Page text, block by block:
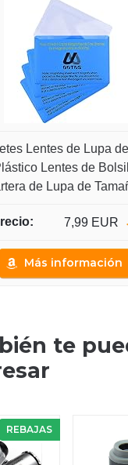
Lentes de Lupa
Lentes de
de Lupa de
7,99 EUR
Más información
te
REBAJAS